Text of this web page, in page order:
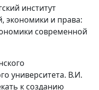
институт
экономики и права:
современной
университета. В.И.
к созданию